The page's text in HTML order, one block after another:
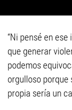
“Ni pensé en
que generar
podemos
orgulloso
propia sería un